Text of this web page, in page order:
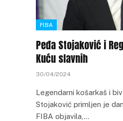
FIBA
Peđa Stojaković i
Kuću slavnih
30/04/2024
Legendarni košarkaš i
Stojaković primljen je
FIBA objavila,…